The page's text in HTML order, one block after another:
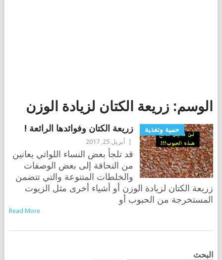
الوسم: زريعة الكتان لزيادة الوزن
حمية وتغذية زريعة الكتان وفوائدها الرائعة !
أبريل 25, 2017
قد تلجأ بعض النساء اللواتي يعانين
من النحافة إلى بعض الوصفات
والخلطات المتنوعة والتي تتضمن
زريعة الكتان لزيادة الوزن أو أشياء أخرى مثل الزيوت
المستخرجة من الحبوب أو
Read More
POSTS
البحث